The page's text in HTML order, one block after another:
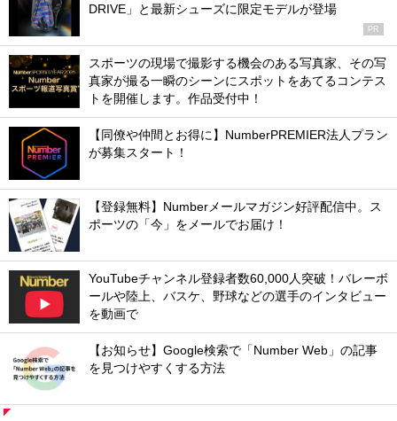
DRIVE」と最新シューズに限定モデルが登場
PR
スポーツの現場で撮影する機会のある写真家、その写
真家が撮る一瞬のシーンにスポットをあてるコンテス
トを開催します。作品受付中！
【同僚や仲間とお得に】NumberPREMIER法人プラン
が募集スタート！
【登録無料】Numberメールマガジン好評配信中。ス
ポーツの「今」をメールでお届け！
YouTubeチャンネル登録者数60,000人突破！バレーボ
ールや陸上、バスケ、野球などの選手のインタビュー
を動画で
【お知らせ】Google検索で「Number Web」の記事
を見つけやすくする方法